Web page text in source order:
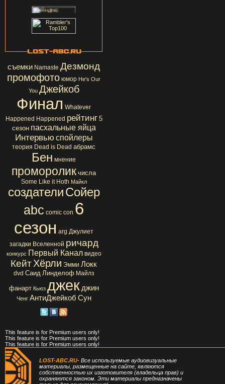
съемки Namaste Дезмонд
промофото юмор He's Our
You Джейкоб
Финал Whatever
Happened Happened рейтинг 5
сезон пасхальные яйца
Интервью спойлеры
теория Dead is Dead абрамс
Бен мнение
проморолик числа
Some Like it Hoth Майкл
создателиСойер
abc comic con 6
сезон arg Джулиет
загадки Вселенной ричард
конкурс Первый Канал видео
КейтХёрли Эмми Локк
dvd Саид Линделоф Майлз
фанарт Кьюз джек джин
Ченг АнтиДжейкоб Сун
This feature is for Premium users only!
This feature is for Premium users only!
This feature is for Premium users only!
LOST-ABC.RU- Все используемые аудиовизуальные
материалы, размещенные на сайте, являются
собственностью их изготовителя (владельца прав) и
охраняются законом. Эти материалы предназначены